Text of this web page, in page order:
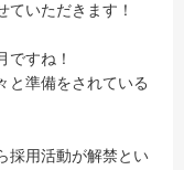
いただきます！
ですね！
と準備をされている
採用活動が解禁とい